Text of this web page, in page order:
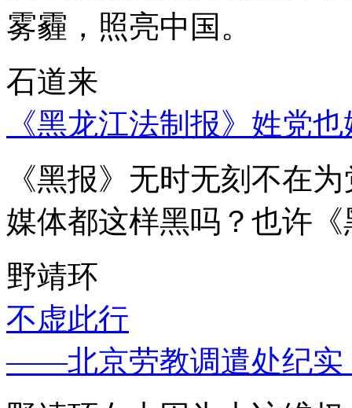
雾霾，照亮中国。
石道来
《黑龙江法制报》姓党
《黑报》无时无刻不在
媒体都这样黑吗？也许
野靖环
不虚此行
——北京劳教调遣处纪实